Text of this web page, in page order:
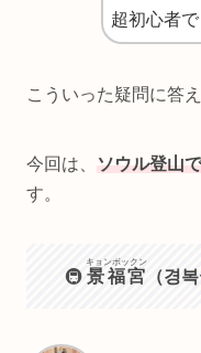
超初心者
こういった疑問に答
今回は、 ソウル登山
す。
🚇 景福宮
キョンボックン
（경